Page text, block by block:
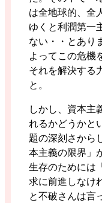
は全地球的、全
ゆくと利潤第一
ない・・とあり
よってこの危機
それを解決する
と。
しかし、資本主
れるかどうかと
題の深刻さから
本主義の限界」
生存のためには
求に前進しなけ
と不破さんは言